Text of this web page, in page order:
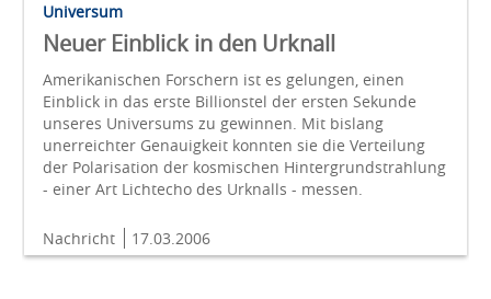
Universum
Neuer Einblick in den Urknall
Amerikanischen Forschern ist es gelungen, einen
Einblick in das erste Billionstel der ersten Sekunde
unseres Universums zu gewinnen. Mit bislang
unerreichter Genauigkeit konnten sie die Verteilung
der Polarisation der kosmischen Hintergrundstrahlung
- einer Art Lichtecho des Urknalls - messen.
Nachricht 17.03.2006